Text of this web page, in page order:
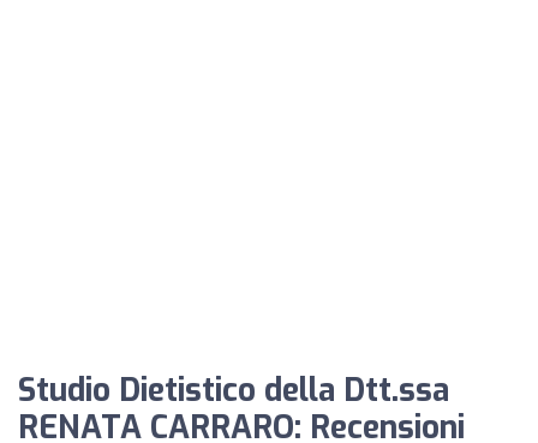
Studio Dietistico della Dtt.ssa
RENATA CARRARO: Recensioni